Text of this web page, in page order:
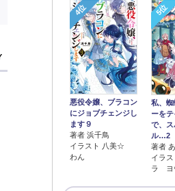
4位
悪役令嬢、ブラコン
にジョブチェンジし
ます９
著者 浜千鳥
イラスト 八美☆
わん
5位
私、蜘
ーを
で、
ル…2
著者
イラ
ラ ヨ